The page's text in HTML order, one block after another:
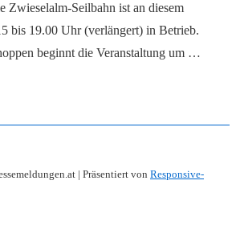
Zwieselalm-Seilbahn ist an diesem
bis 19.00 Uhr (verlängert) in Betrieb.
beginnt die Veranstaltung um …
| Präsentiert von Responsive-